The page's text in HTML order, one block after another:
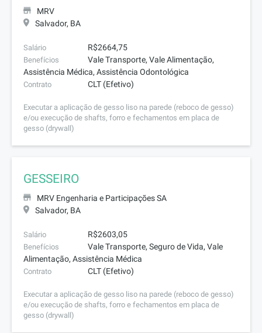
MRV
Salvador, BA
Salário R$2664,75
Benefícios
Vale Transporte, Vale Alimentação,
Assistência Médica, Assistência Odontológica
Contrato CLT (Efetivo)
Executar a aplicação de gesso liso na parede (reboco de gesso)
e/ou execução de shafts, forro e fechamentos em placa de
gesso (drywall)
GESSEIRO
MRV Engenharia e Participações SA
Salvador, BA
Salário R$2603,05
Benefícios
Vale Transporte, Seguro de Vida, Vale
Alimentação, Assistência Médica
Contrato CLT (Efetivo)
Executar a aplicação de gesso liso na parede (reboco de gesso)
e/ou execução de shafts, forro e fechamentos em placa de
gesso (drywall)